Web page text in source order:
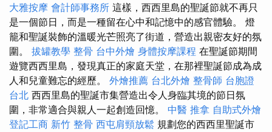
大雅按摩 會計師事務所 這樣，西西里島的聖誕節就不再只
是一個節日，而是一種留在心中和記憶中的感官體驗。 燈
籠和聖誕裝飾的溫暖光芒照亮了街道，營造出親密友好的氛
圍。 拔罐教學 整骨 台中外燴 身體按摩課程 在聖誕節期間
遊覽西西里島，發現真正的家庭天堂，在那裡聖誕節成為成
人和兒童難忘的經歷。 外燴推薦 台北外燴 整骨師 台胞證
台北 西西里島的聖誕市集營造出令人身臨其境的節日氛
圍，非常適合與親人一起創造回憶。 中醫 推拿 自助式外燴
登記工商 新竹 整骨 西屯肩頸放鬆 規劃您的西西里聖誕市